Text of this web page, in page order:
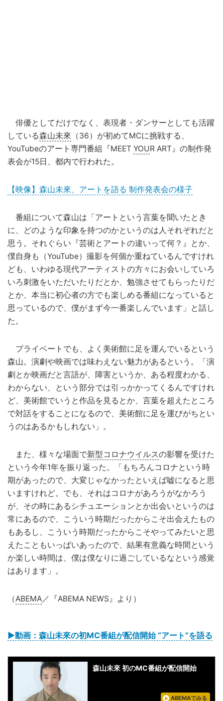
俳優としてだけでなく、表現者・ダンサーとしても活躍
している森山未來 （36）が初めてMCに挑戦する、
YouTubeのアート専門番組『MEET YOUR ART』の制作発
表会が15日、都内で行われた。
【映像】森山未來、アートを語る 制作発表会の様子
番組について森山は「アートという言葉を聞いたとき
に、どのような印象を持つのかというのは人それぞれだと
思う。それぐらい『芸術とアートの違いって何？』とか、
僕自身も（YouTube）撮影を何個か重ねているんですけれ
ども、いわゆる現代アーティストの方々にお会いしていろ
いろ刺激をいただいたりだとか、勉強させてもらったりだ
とか、本当に初心者の方でも楽しめる番組になっていると
思っているので、僕がまず今一番楽しんでいます」と話し
た。
プライベートでも、よく美術館に足を運んでいるという
森山。演劇や映画では味わえない魅力があるという。「演
劇とか映画だと言語が、障害というか、ある程度わかる、
わからない、という部分では引っかかってくるんですけれ
ど、美術館でいうと作品を見るとか、言葉を超えたところ
で対話をすることになるので、美術館に足を運びがちとい
うのはあるかもしれない」。
また、様々な場面で新型コロナウイルスの影響を受けた
という今年1年を振り返った。「もちろんコロナという時
期があったので、大変じゃなかったといえば嘘になると思
いますけれど。でも、それはコロナがあろうがなかろう
が、その時にあるシチュエーションとか出会いというのは
常にあるので、こういう時期だったからこそ出会えたもの
もあるし、こういう時期だったからこそやってみたいと思
えたこともいっぱいあったので、結果有意義な時間という
か楽しい時間は、僕は僕なりに過ごしているなという感覚
はあります」。
（ABEMA／『ABEMA NEWS』より）
▶︎動画：森山未來の初MC番組が配信開始 “アート”を語る
森山未來 初のMC番組が配信開始
ABEMAでみる